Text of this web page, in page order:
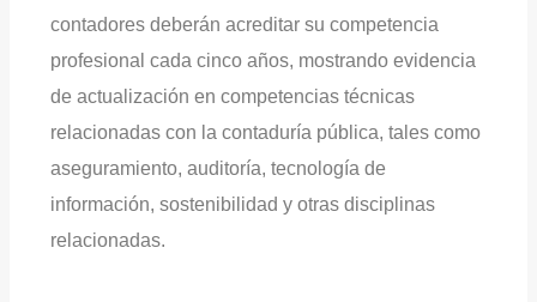
contadores deberán acreditar su competencia
profesional cada cinco años, mostrando evidencia
de actualización en competencias técnicas
relacionadas con la contaduría pública, tales como
aseguramiento, auditoría, tecnología de
información, sostenibilidad y otras disciplinas
relacionadas.